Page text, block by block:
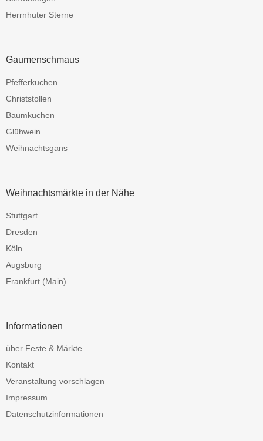
Herrnhuter Sterne
Gaumenschmaus
Pfefferkuchen
Christstollen
Baumkuchen
Glühwein
Weihnachtsgans
Weihnachtsmärkte in der Nähe
Stuttgart
Dresden
Köln
Augsburg
Frankfurt (Main)
Informationen
über Feste & Märkte
Kontakt
Veranstaltung vorschlagen
Impressum
Datenschutzinformationen